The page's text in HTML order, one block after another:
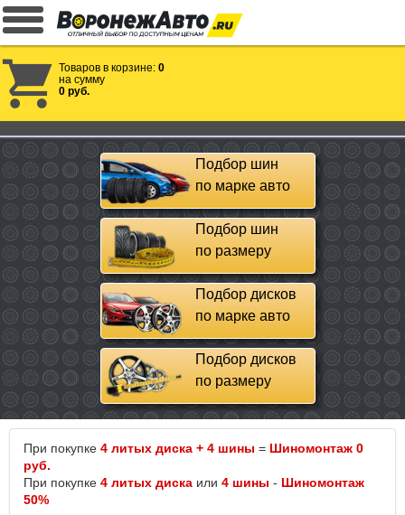
Товаров в корзине: 0
на сумму
0 руб.
Подбор шин
по марке авто
Подбор шин
по размеру
Подбор дисков
по марке авто
Подбор дисков
по размеру
При покупке 4 литых диска + 4 шины = Шиномонтаж 0
руб.
При покупке 4 литых диска или 4 шины - Шиномонтаж
50%